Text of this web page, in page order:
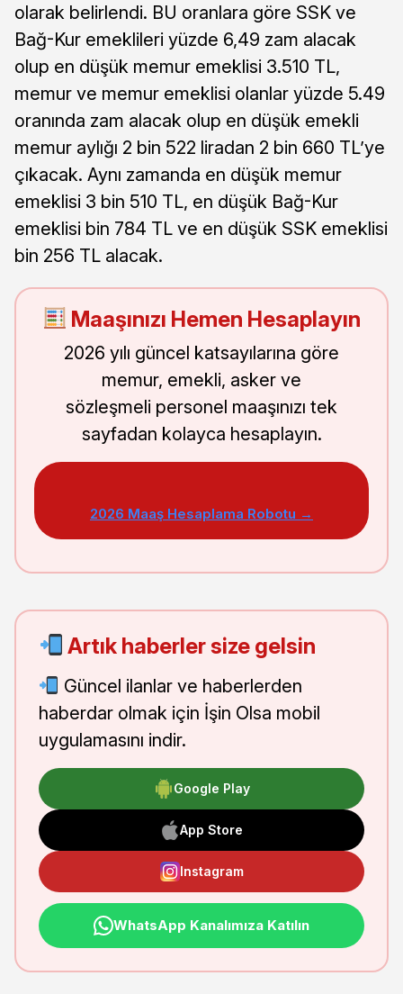
olarak belirlendi. BU oranlara göre SSK ve
Bağ-Kur emeklileri yüzde 6,49 zam alacak
olup en düşük memur emeklisi 3.510 TL,
memur ve memur emeklisi olanlar yüzde 5.49
oranında zam alacak olup en düşük emekli
memur aylığı 2 bin 522 liradan 2 bin 660 TL’ye
çıkacak. Aynı zamanda en düşük memur
emeklisi 3 bin 510 TL, en düşük Bağ-Kur
emeklisi bin 784 TL ve en düşük SSK emeklisi
bin 256 TL alacak.
Maaşınızı Hemen Hesaplayın
2026 yılı güncel katsayılarına göre
memur, emekli, asker ve
sözleşmeli personel maaşınızı tek
sayfadan kolayca hesaplayın.
2026 Maaş Hesaplama Robotu →
Artık haberler size gelsin
Güncel ilanlar ve haberlerden
haberdar olmak için İşin Olsa mobil
uygulamasını indir.
Google Play
App Store
Instagram
WhatsApp Kanalımıza Katılın